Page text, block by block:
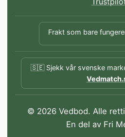
Frakt som bare
🇸🇪 Sjekk vår svenske
© 2026 Vedbod. Alle
En del av Fri